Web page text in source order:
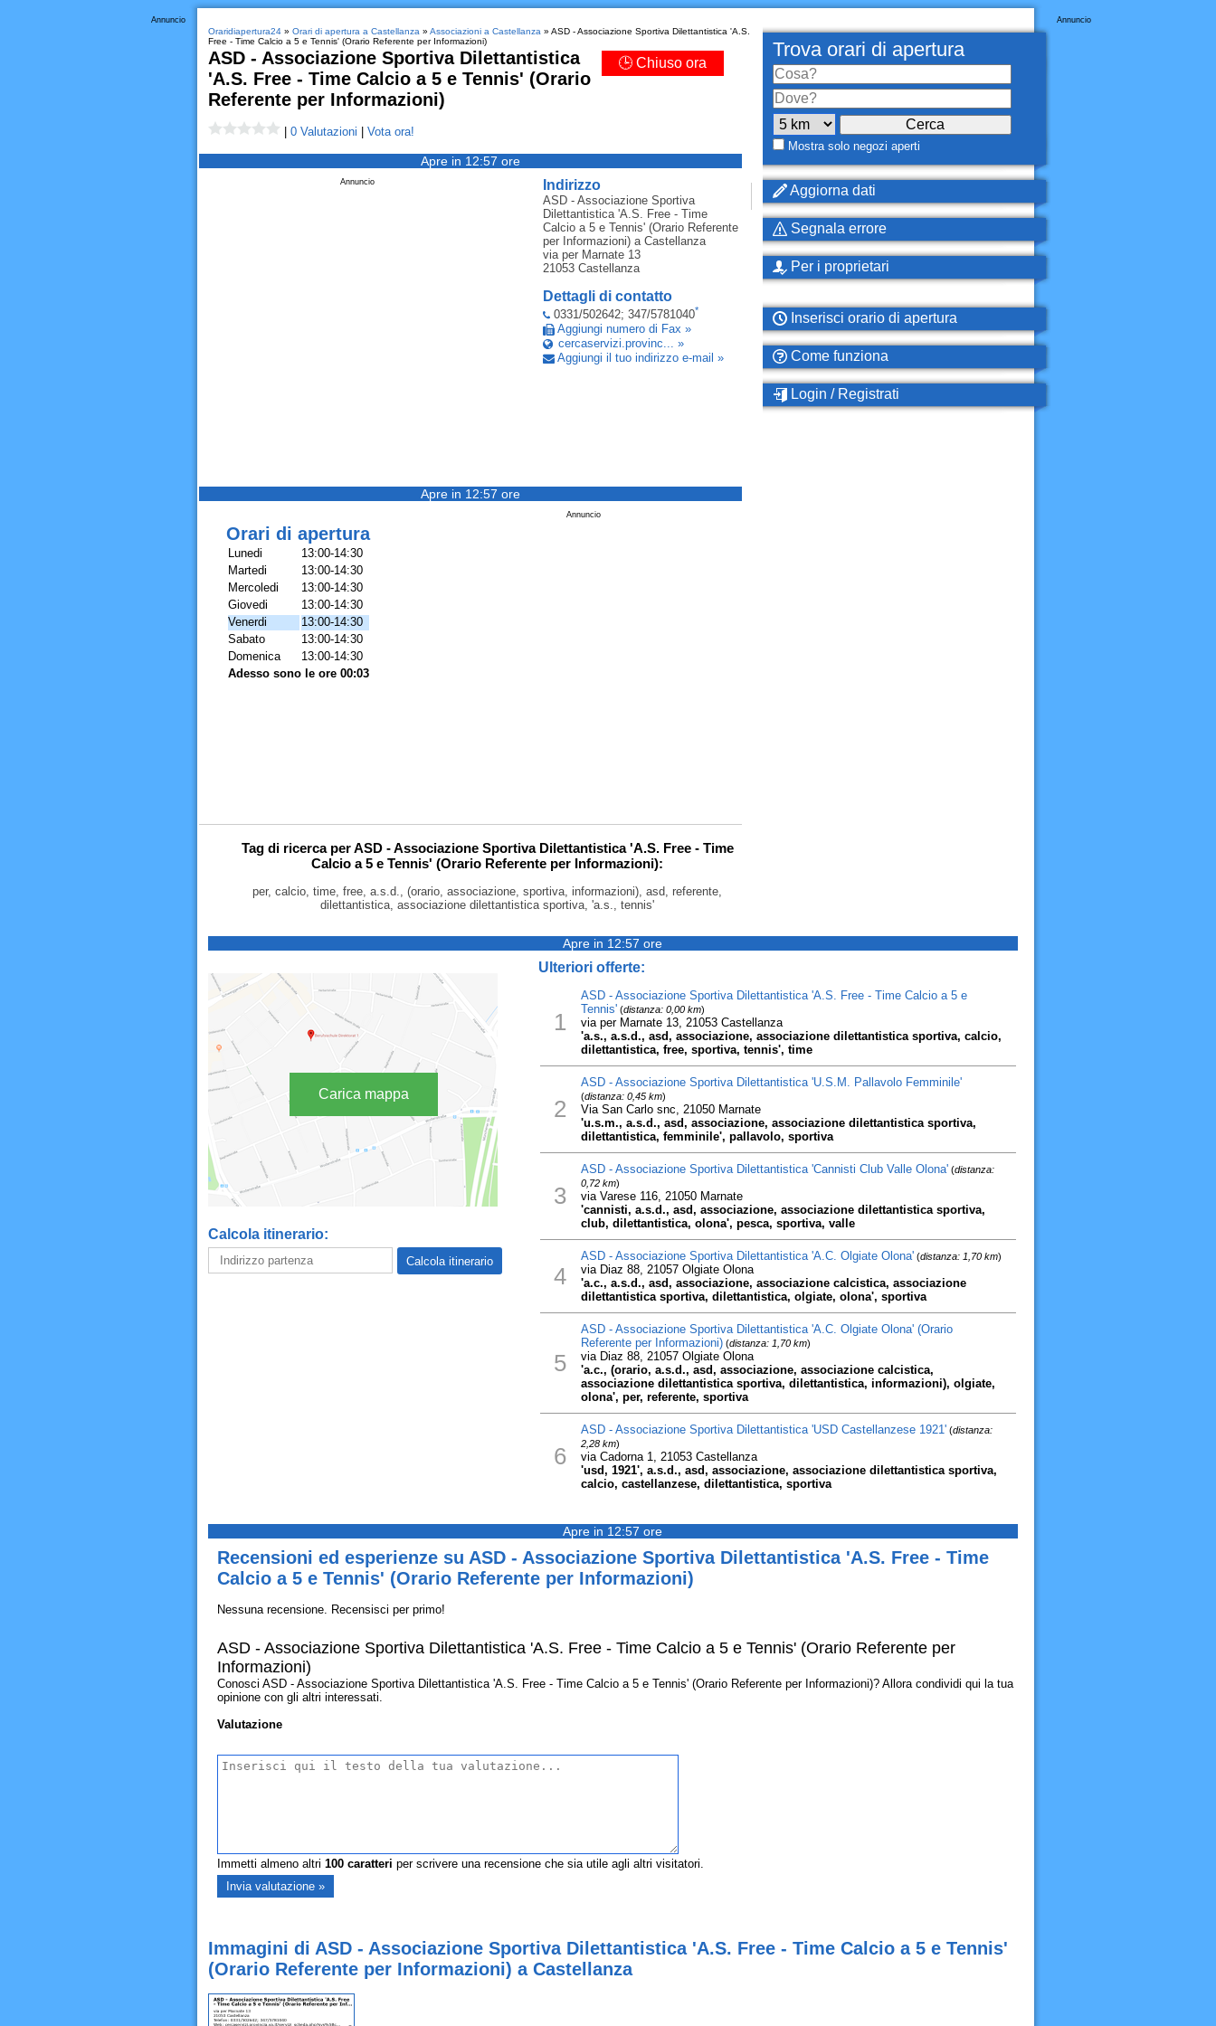
Annuncio
Oraridiapertura24» Orari di apertura a Castellanza » Associazioni a Castellanza » ASD - Associazione Sportiva Dilettantistica 'A.S.
Free - Time Calcio a 5 e Tennis' (Orario Referente per Informazioni)
ASD - Associazione Sportiva Dilettantistica
'A.S. Free - Time Calcio a 5 e Tennis' (Orario
Referente per Informazioni)
🕒 Chiuso ora
0 Valutazioni Vota ora!
Apre in 12:57 ore
Indirizzo
ASD - Associazione Sportiva
Dilettantistica 'A.S. Free - Time
Calcio a 5 e Tennis' (Orario Referente
per Informazioni)a Castellanza
via per Marnate 13
21053 Castellanza
Dettagli di contatto
0331/502642; 347/5781040*
Aggiungi numero di Fax »
cercaservizi.provinc... »
Aggiungi il tuo indirizzo e-mail »
Annuncio
Apre in 12:57 ore
Annuncio
Orari di apertura
Lunedi
13:00-14:30
Martedi
13:00-14:30
Mercoledi
13:00-14:30
Giovedi
13:00-14:30
Venerdi
13:00-14:30
Sabato
13:00-14:30
Domenica
13:00-14:30
Adesso sono le ore 00:03
Tag di ricerca per ASD - Associazione Sportiva Dilettantistica 'A.S. Free - Time
Calcio a 5 e Tennis' (Orario Referente per Informazioni):
per, calcio, time, free, a.s.d., (orario, associazione, sportiva, informazioni), asd, referente,
dilettantistica, associazione dilettantistica sportiva, 'a.s., tennis'
Annuncio
Trova orari di apertura
Mostra solo negozi aperti
Aggiorna dati
Segnala errore
Per i proprietari
Inserisci orario di apertura
Come funziona
Login / Registrati
Apre in 12:57 ore
Carica mappa
Calcola itinerario:
Ulteriori offerte:
1
ASD - Associazione Sportiva Dilettantistica 'A.S. Free - Time Calcio a 5 e
Tennis'(distanza: 0,00 km)
via per Marnate 13, 21053 Castellanza
'a.s., a.s.d., asd, associazione, associazione dilettantistica sportiva, calcio,
dilettantistica, free, sportiva, tennis', time
2
ASD - Associazione Sportiva Dilettantistica 'U.S.M. Pallavolo Femminile'
(distanza: 0,45 km)
Via San Carlo snc, 21050 Marnate
'u.s.m., a.s.d., asd, associazione, associazione dilettantistica sportiva,
dilettantistica, femminile', pallavolo, sportiva
3
ASD - Associazione Sportiva Dilettantistica 'Cannisti Club Valle Olona'(distanza:
0,72 km)
via Varese 116, 21050 Marnate
'cannisti, a.s.d., asd, associazione, associazione dilettantistica sportiva,
club, dilettantistica, olona', pesca, sportiva, valle
4
ASD - Associazione Sportiva Dilettantistica 'A.C. Olgiate Olona'(distanza: 1,70 km)
via Diaz 88, 21057 Olgiate Olona
'a.c., a.s.d., asd, associazione, associazione calcistica, associazione
dilettantistica sportiva, dilettantistica, olgiate, olona', sportiva
5
ASD - Associazione Sportiva Dilettantistica 'A.C. Olgiate Olona' (Orario
Referente per Informazioni)(distanza: 1,70 km)
via Diaz 88, 21057 Olgiate Olona
'a.c., (orario, a.s.d., asd, associazione, associazione calcistica,
associazione dilettantistica sportiva, dilettantistica, informazioni), olgiate,
olona', per, referente, sportiva
6
ASD - Associazione Sportiva Dilettantistica 'USD Castellanzese 1921'(distanza:
2,28 km)
via Cadorna 1, 21053 Castellanza
'usd, 1921', a.s.d., asd, associazione, associazione dilettantistica sportiva,
calcio, castellanzese, dilettantistica, sportiva
Apre in 12:57 ore
Recensioni ed esperienze su ASD - Associazione Sportiva Dilettantistica 'A.S. Free - Time
Calcio a 5 e Tennis' (Orario Referente per Informazioni)
Nessuna recensione. Recensisci per primo!
ASD - Associazione Sportiva Dilettantistica 'A.S. Free - Time Calcio a 5 e Tennis' (Orario Referente per
Informazioni)
Conosci ASD - Associazione Sportiva Dilettantistica 'A.S. Free - Time Calcio a 5 e Tennis' (Orario Referente per Informazioni)? Allora condividi qui la tua
opinione con gli altri interessati.
Valutazione
Immetti almeno altri 100caratteri per scrivere una recensione che sia utile agli altri visitatori.
Immagini di ASD - Associazione Sportiva Dilettantistica 'A.S. Free - Time Calcio a 5 e Tennis'
(Orario Referente per Informazioni) a Castellanza